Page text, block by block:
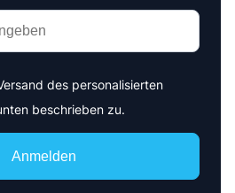
Anmelden
des personalisierten
beschrieben zu.